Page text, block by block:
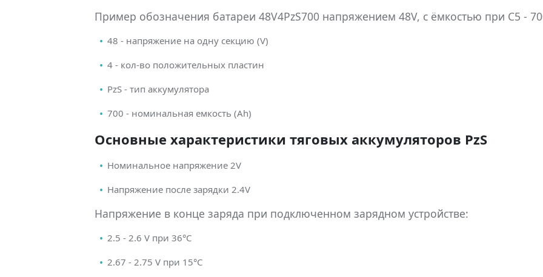
Пример обозначения батареи 48V4PzS700 напряжением 48V, с ёмкостью при C5 -
48 - напряжение на одну секцию (V)
4 - кол-во положительных пластин
PzS - тип аккумулятора
700 - номинальная емкость (Ah)
Основные характеристики тяговых аккумуляторов PzS
Номинальное напряжение 2V
Напряжение после зарядки 2.4V
Напряжение в конце заряда при подключенном зарядном устройстве:
2.5 - 2.6 V при 36°С
2.67 - 2.75 V при 15°С